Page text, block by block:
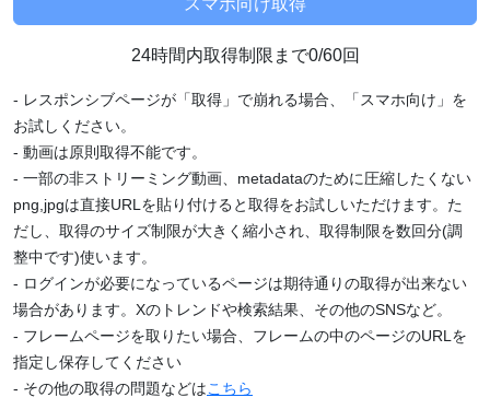
24時間内取得制限まで0/60回
- レスポンシブページが「取得」で崩れる場合、「スマホ向け」を
お試しください。
- 動画は原則取得不能です。
- 一部の非ストリーミング動画、metadataのために圧縮したくない
png,jpgは直接URLを貼り付けると取得をお試しいただけます。た
だし、取得のサイズ制限が大きく縮小され、取得制限を数回分(調
整中です)使います。
- ログインが必要になっているページは期待通りの取得が出来ない
場合があります。Xのトレンドや検索結果、その他のSNSなど。
- フレームページを取りたい場合、フレームの中のページのURLを
指定し保存してください
- その他の取得の問題などはこちら